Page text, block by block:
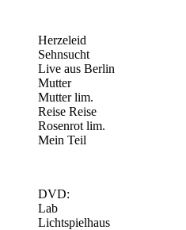
Herzeleid
Sehnsucht
Live aus Berlin
Mutter
Mutter lim.
Reise Reise
Rosenrot lim.
Mein Teil
DVD:
Lab
Lichtspielhaus